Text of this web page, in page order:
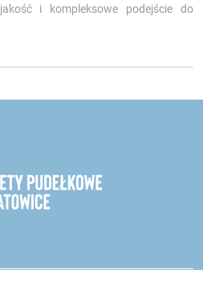
i kompleksowe podejście do